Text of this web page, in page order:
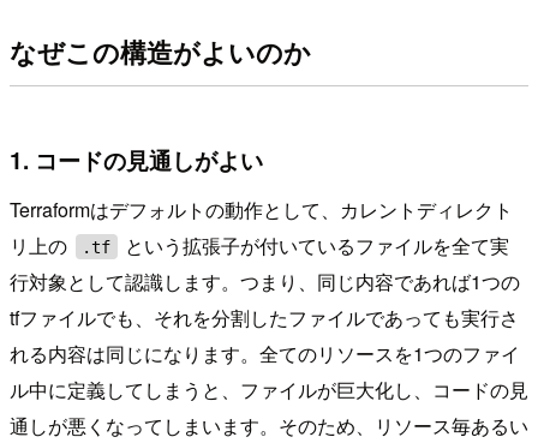
なぜこの構造がよいのか
1. コードの見通しがよい
Terraformはデフォルトの動作として、カレントディレクト
リ上の
.tf
という拡張子が付いているファイルを全て実
行対象として認識します。つまり、同じ内容であれば1つの
tfファイルでも、それを分割したファイルであっても実行さ
れる内容は同じになります。全てのリソースを1つのファイ
ル中に定義してしまうと、ファイルが巨大化し、コードの見
通しが悪くなってしまいます。そのため、リソース毎あるい